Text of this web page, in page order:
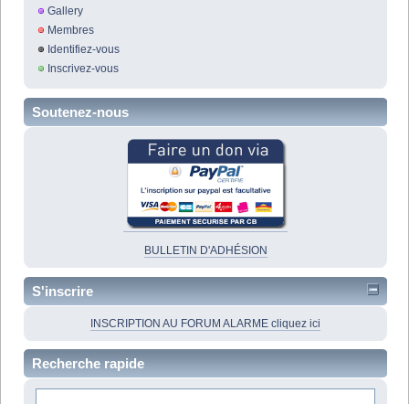
Gallery
Membres
Identifiez-vous
Inscrivez-vous
Soutenez-nous
BULLETIN D'ADHÉSION
S'inscrire
INSCRIPTION AU FORUM ALARME cliquez ici
Recherche rapide